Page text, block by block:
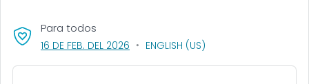
Para todos
16 DE FEB. DEL 2026 , VISIT LINK FOR DETAILS.
ENGLISH (US)